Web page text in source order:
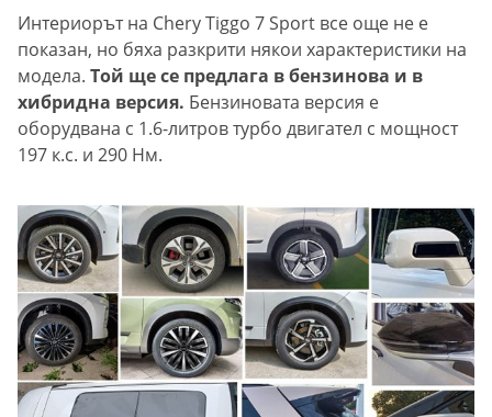
Интериорът на Chery Tiggo 7 Sport все още не е
показан, но бяха разкрити някои характеристики на
модела. Той ще се предлага в бензинова и в
хибридна версия. Бензиновата версия е
оборудвана с 1.6-литров турбо двигател с мощност
197 к.с. и 290 Нм.